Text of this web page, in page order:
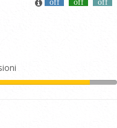
off
off
off